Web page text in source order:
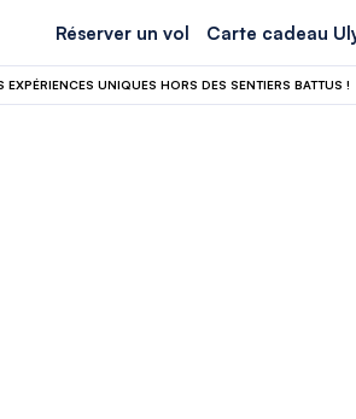
Réserver un vol Carte cadeau
EXPÉRIENCES UNIQUES HORS DES SENTIERS BATTUS !